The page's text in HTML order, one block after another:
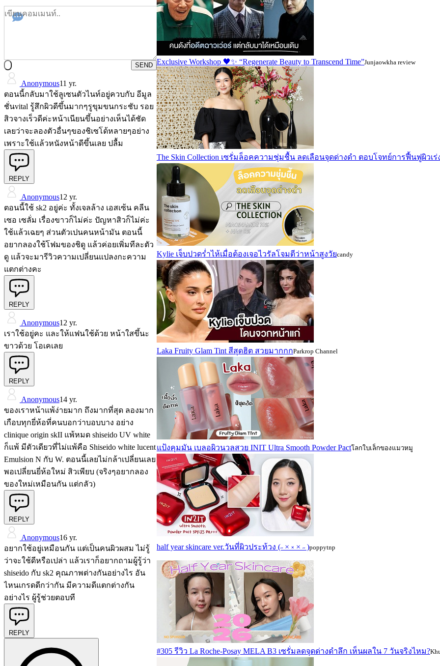
SEND
Anonymous11 yr.
ตอนนี้กลับมาใช้ลูเซนตัวไนท์อยู่ควบกับ อีมูล
ชั่นvital รู้สึกผิวดีขึ้นมากๆรูขุมขนกระชับ รอย
สิวจางเร็วดีค่ะหน้าเนียนขึ้นอย่างเห็นได้ชัด
เลยว่าจะลองตัวอื่นๆของชิเซโด้หลายๆอย่าง
เพราะใช้เเล้วหนังหน้าดีขึ้นเลย ปลื้ม
REPLY
Anonymous12 yr.
ตอนนี้ใช้ sk2 อยู่ค่ะ ทั้งเจลล้าง เอสเซ้น คลีน
เซอ เซลั่ม เรื่องขาวก็ไม่ค่ะ ปัญหาสิวก็ไม่ค่ะ
ใช้แล้วเฉยๆ ส่วนตัวเปนคนหน้ามัน ตอนนี้
อยากลองใช้โฟมของชิดู แล้วค่อยเพิ่มทีละตัว
ดู แล้วจะมารีวิวความเปลี่ยนแปลงกะความ
แตกต่างคะ
REPLY
Anonymous12 yr.
เราใช้อยู่คะ และให้แฟนใช้ด้วย หน้าใสขึ้นะ
ขาวด้วย โอเคเลย
REPLY
Anonymous14 yr.
ของเราหน้าแพ้ง่ายมาก ถึงมากที่สุด ลองมาก
เกือบทุกยี่ห้อที่คนบอกว่าบอบบาง อย่าง
clinique origin skII แพ้หมด shiseido UV white
ก็แพ้ มีตัวเดียวที่ไม่แพ้คือ Shiseido white lucent
Emulsion N กับ W. ตอนนี้เลยไม่กล้าเปลี่ยนเลย
พอเปลี่ยนยี่ห้อใหม่ สิวเพียบ (จริงๆอยากลอง
ของใหม่เหมือนกัน แต่กลัว)
REPLY
Anonymous16 yr.
อยากใช้อยู่เหมือนกัน แต่เป็นคนผิวผสม ไม่รู้
ว่าจะใช้ดีหรือเปล่า แล้วเราก็อยากถามผู้รู้ว่า
shiseido กับ sk2 คุณภาพต่างกันอย่างไร อัน
ไหนเกรดดีกว่ากัน มีความดีแตกต่างกัน
อย่างไร ผู้รู้ช่วยตอบที
REPLY
Exclusive Workshop 🖤✨ “Regenerate Beauty to Transcend Time”Junjaowkha review
The Skin Collection เซรั่มล็อคความชุ่มชื้น ลดเลือนจุดด่างดำ ตอบโจทย์การฟื้นฟูผิวเร่
Kylie เจ็บปวดร่ำไห้เมื่อต้องเจอไวรัลโจมตีว่าหน้าสูงวัยcandy
Laka Fruity Glam Tint สีสุดฮิต สวยมากกกParkrop Channel
แป้งคุมมัน เบลอผิวนวลสวย INIT Ultra Smooth Powder Pactโลกใบเล็กของแมวหมู
half year skincare ver.วันที่ผิวประท้วง (˶ × ༝ × ˶ )poppytnp
#305 รีวิว La Roche-Posay MELA B3 เซรั่มลดจุดด่างดำลึก เห็นผลใน 7 วันจริงไหม?